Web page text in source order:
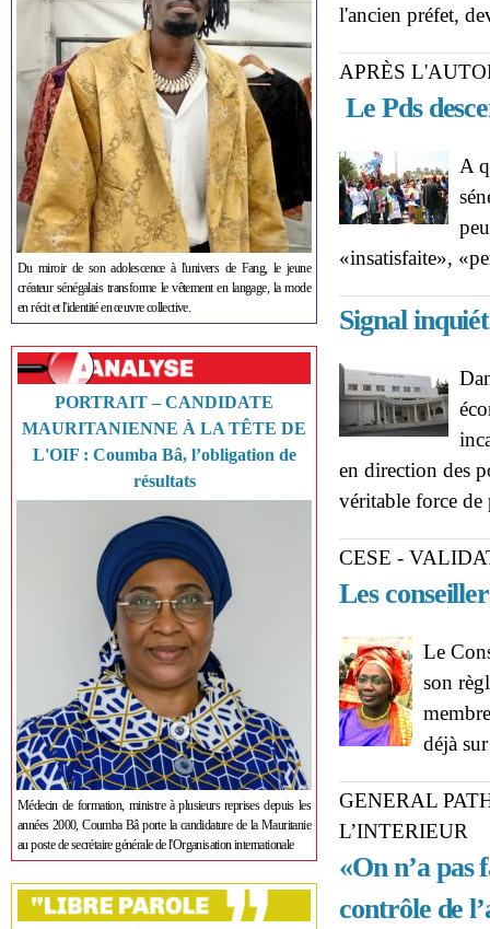
Du miroir de son adolescence à l'univers de Fang, le jeune
créateur sénégalais transforme le vêtement en langage, la mode
en récit et l'identité en œuvre collective.
PORTRAIT – CANDIDATE
MAURITANIENNE À LA TÊTE DE
L'OIF : Coumba Bâ, l’obligation de
résultats
Médecin de formation, ministre à plusieurs reprises depuis les
années 2000, Coumba Bâ porte la candidature de la Mauritanie
au poste de secrétaire générale de l'Organisation internationale
l'ancien préfet,
APRÈS
Le Pds
A
«insatisfaite»,
Signal
en direction des
véritable force
CESE -
Les
Le
son
déjà
GENERAL
L’INTERIEUR
«On n’a
contrôle de